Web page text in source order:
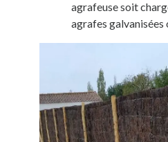
agrafeuse soit
agrafes galvanisées